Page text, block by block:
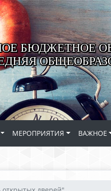
БЮДЖЕТНОЕ
МЕРОПРИЯТИЯ ВАЖНОЕ